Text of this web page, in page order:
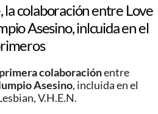
la colaboración entre Love
Asesino, inlcuida en el
primera colaboraciónentre
Asesino, incluida en el
V.H.E.N.